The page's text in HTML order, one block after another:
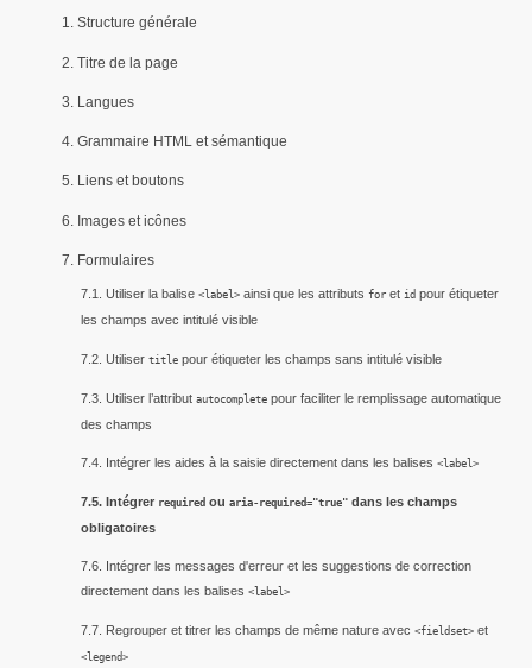
1. Structure générale
2. Titre de la page
3. Langues
4. Grammaire HTML et sémantique
5. Liens et boutons
6. Images et icônes
7. Formulaires
7.1. Utiliser la balise<label> ainsi que les attributsfor etid pour étiqueter
les champs avec intitulé visible
7.2. Utilisertitle pour étiqueter les champs sans intitulé visible
7.3. Utiliser l’attributautocomplete pour faciliter le remplissage automatique
des champs
7.4. Intégrer les aides à la saisie directement dans les balises<label>
7.5. Intégrer required ouaria-required="true" dans les champs
obligatoires
7.6. Intégrer les messages d'erreur et les suggestions de correction
directement dans les balises<label>
7.7. Regrouper et titrer les champs de même nature avec<fieldset> et
<legend>